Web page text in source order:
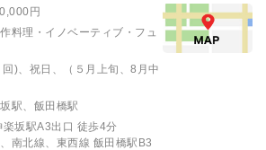
円
料理・イノベーティブ・フュ
)、祝日、（５月上旬、8月中
駅、飯田橋駅
坂駅A3出口 徒歩4分
南北線、東西線 飯田橋駅B3